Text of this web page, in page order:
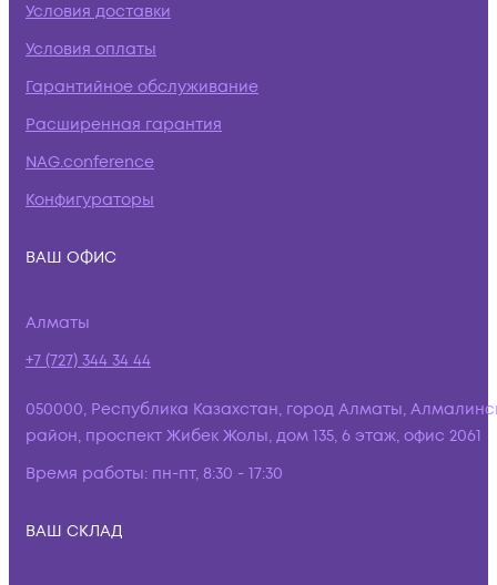
Условия доставки
Условия оплаты
Гарантийное обслуживание
Расширенная гарантия
NAG.conference
Конфигураторы
ВАШ ОФИС
Алматы
+7 (727) 344 34 44
050000, Республика Казахстан, город Алматы,
район, проспект Жибек Жолы, дом 135, 6 этаж, офис 2061
Время работы: пн-пт, 8:30 - 17:30
ВАШ СКЛАД